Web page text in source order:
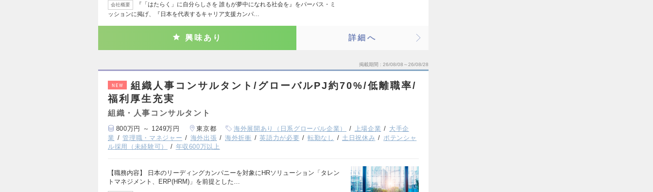
会社概要
『「はたらく」に自分らしさを 誰もが夢中になれる社会を』をパーパス・ミ
ッションに掲げ、『日本を代表するキャリア支援カンパ…
興味あり 詳細へ
掲載期間 26/08/08～26/08/28
NEW
組織人事コンサルタント/グローバルPJ約70%/低離職率/
福利厚生充実
組織・人事コンサルタント
800万円 ～ 1249万円 東京都 海外展開あり（日系グローバル企業） 上場企業
大手企
業
管理職・マネジャー 海外出張 海外折衝 英語力が必要 転勤なし 土日祝休み
ポテンシャ
ル採用（未経験可）
年収600万以上
【職務内容】 日本のリーディングカンパニーを対象にHRソリューション「タレン
トマネジメント、ERP(HRM)」を前提とした…